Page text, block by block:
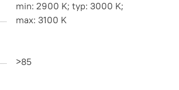
min: 2900 K; typ: 3000 K;
max: 3100 K
>85